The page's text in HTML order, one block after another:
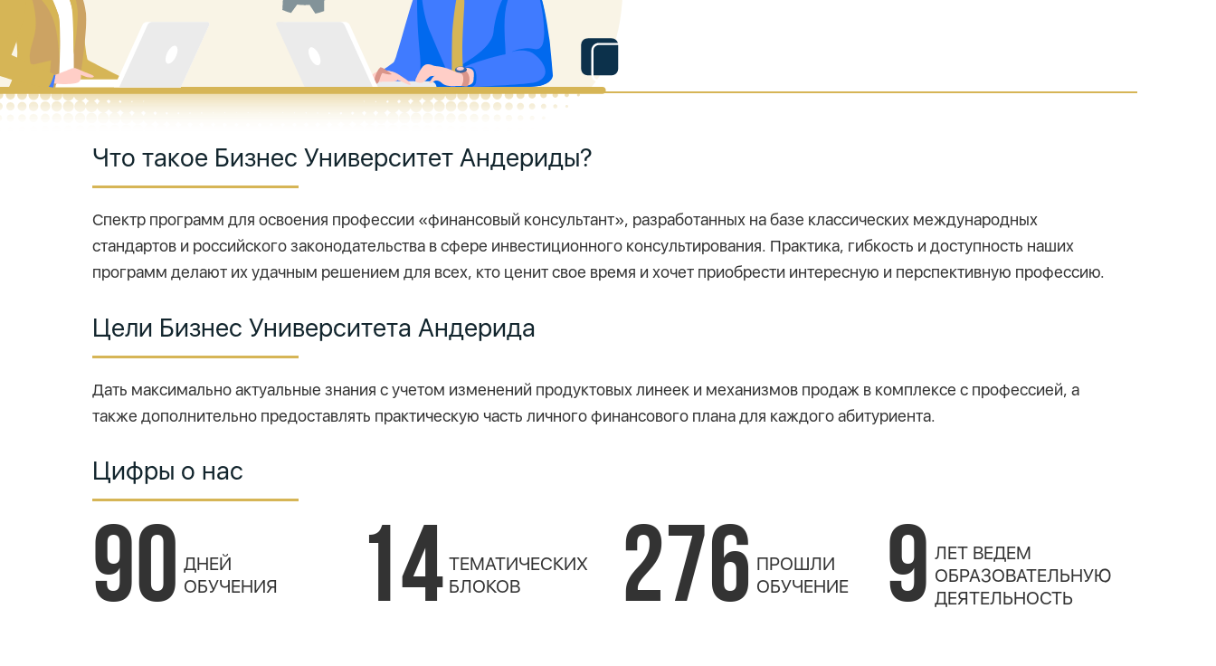
Что такое Бизнес Университет Андериды?
Спектр программ для освоения профессии «финансовый консультант», разработанных на базе классических международных
стандартов и российского законодательства в сфере инвестиционного консультирования. Практика, гибкость и доступность наших
программ делают их удачным решением для всех, кто ценит свое время и хочет приобрести интересную и перспективную профессию.
Цели Бизнес Университета Андерида
Дать максимально актуальные знания с учетом изменений продуктовых линеек и механизмов продаж в комплексе с профессией, а
также дополнительно предоставлять практическую часть личного финансового плана для каждого абитуриента.
Цифры о нас
90 ДНЕЙ
ОБУЧЕНИЯ
14 ТЕМАТИЧЕСКИХ
БЛОКОВ
276 ПРОШЛИ
ОБУЧЕНИЕ
9 ЛЕТ ВЕДЕМ
ОБРАЗОВАТЕЛЬНУЮ
ДЕЯТЕЛЬНОСТЬ